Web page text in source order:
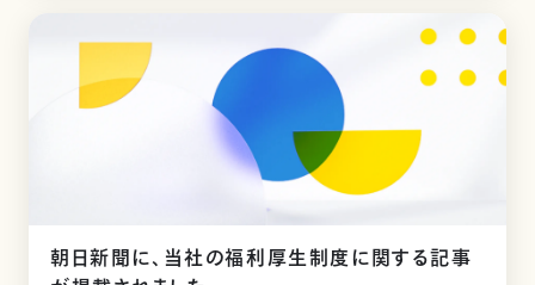
朝日新聞に、当社の福利厚生制度に関する記事